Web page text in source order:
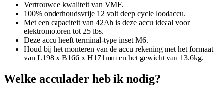
Vertrouwde kwaliteit van VMF.
100% onderhoudsvrije 12 volt deep cycle loodaccu.
Met een capaciteit van 42Ah is deze accu ideaal voor
elektromotoren tot 25 lbs.
Deze accu heeft terminal-type inset M6.
Houd bij het monteren van de accu rekening met het formaat
van L198 x B166 x H171mm en het gewicht van 13.6kg.
Welke acculader heb ik nodig?